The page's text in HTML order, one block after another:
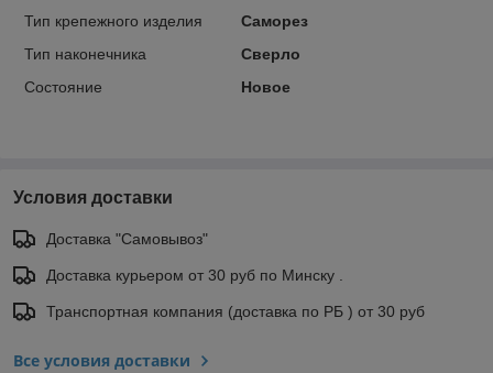
Тип крепежного изделия
Саморез
Тип наконечника
Сверло
Состояние
Новое
Условия доставки
Доставка "Самовывоз"
Доставка курьером от 30 руб по Минску .
Транспортная компания (доставка по РБ ) от 30 руб
Все условия доставки